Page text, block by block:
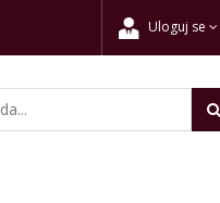
Uloguj se